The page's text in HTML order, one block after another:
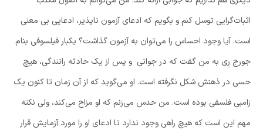
اثبات‌گرایی توسل کنم و بگویم که ادعای آزمون ناپذیر، ادعایی بی معنی
است. آیا وجود احساس را می‌توان به آزمون گذاشت؟ یکبار فیلسوفی بنام
جورج رِی به من گفت که در جوانی و پس از یک حادثه رانندگی، هیچ
حسی در ذهنش شکل نگرفته است. او می‌گوید که از آن زمان تا کنون یک
زامبی فلسفی بوده است. من حدس می‌زنم که او مزاح می‌کند، ولی نکته
مهم این است که هیچ راهی وجود ندارد تا ادعای او را مورد آزمایش قرار